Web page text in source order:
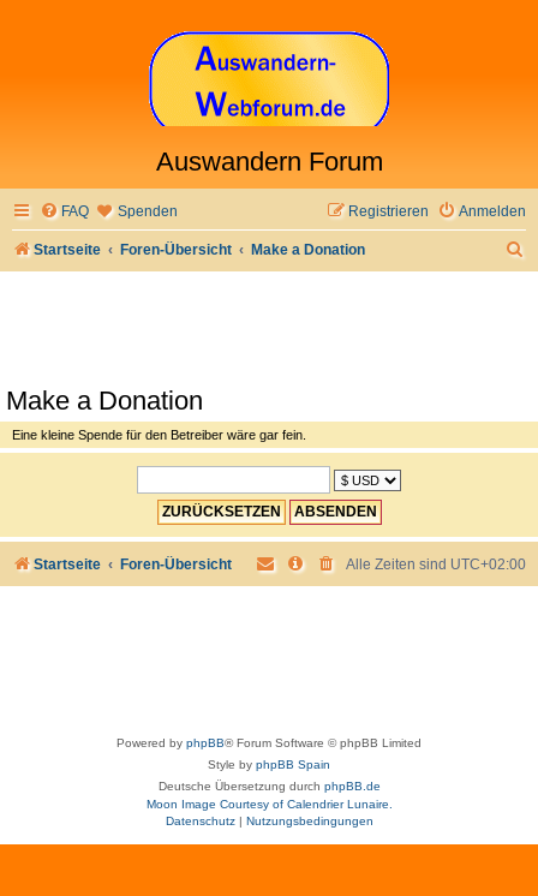
Auswandern Forum
FAQ Spenden Anmelden
Registrieren
Startseite Foren-Übersicht Make a Donation
Make a Donation
Eine kleine Spende für den Betreiber wäre gar fein.
Startseite Foren-Übersicht Alle Zeiten sind UTC+02:00
Powered by phpBB® Forum Software © phpBB Limited
Style by phpBB Spain
Deutsche Übersetzung durch phpBB.de
Moon Image Courtesy of Calendrier Lunaire.
Datenschutz| Nutzungsbedingungen